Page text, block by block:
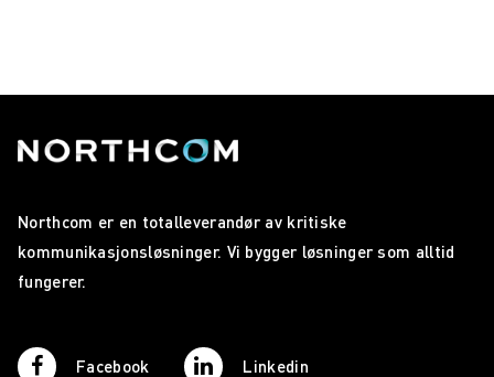
Northcom er en totalleverandør av kritiske
kommunikasjonsløsninger. Vi bygger løsninger som alltid
fungerer.
Facebook Linkedin